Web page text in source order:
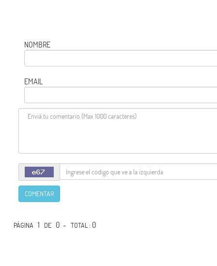
NOMBRE
EMAIL
COMENTAR
PÁGINA 1 DE 0 -TOTAL: 0